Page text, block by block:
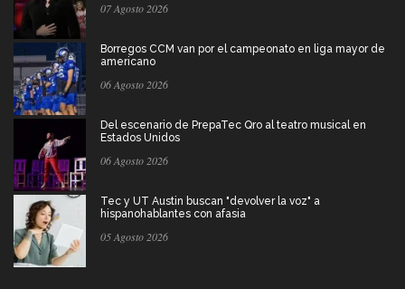
07 Agosto 2026
Borregos CCM van por el campeonato en liga mayor de
americano
06 Agosto 2026
Del escenario de PrepaTec Qro al teatro musical en
Estados Unidos
06 Agosto 2026
Tec y UT Austin buscan "devolver la voz" a
hispanohablantes con afasia
05 Agosto 2026